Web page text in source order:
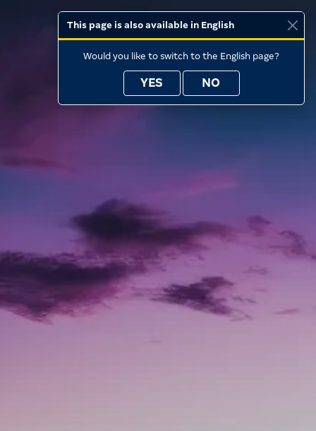
This page is also available in English
Would you like to switch to the English page?
YES NO